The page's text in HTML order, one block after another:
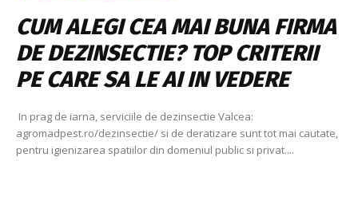
CUM ALEGI CEA MAI BUNA FIRMA
DE DEZINSECTIE? TOP CRITERII
PE CARE SA LE AI IN VEDERE
In prag de iarna, serviciile de dezinsectie Valcea:
agromadpest.ro/dezinsectie/ si de deratizare sunt tot mai cautate,
pentru igienizarea spatiilor din domeniul public si privat....